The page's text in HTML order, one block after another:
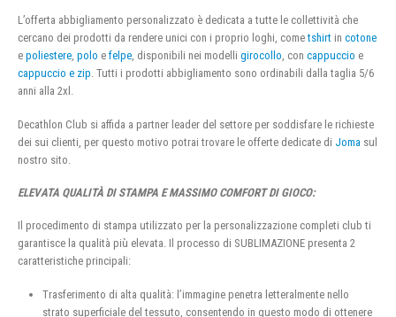
L’offerta abbigliamento personalizzato è dedicata a tutte le collettività che
cercano dei prodotti da rendere unici con i proprio loghi, cometshirt in cotone
e poliestere, polo e felpe, disponibili nei modelli girocollo, con cappuccio e
cappuccio e zip. Tutti i prodotti abbigliamento sono ordinabili dalla taglia 5/6
anni alla 2xl.
Decathlon Club si affida a partner leader del settore per soddisfare le richieste
dei sui clienti, per questo motivo potrai trovare le offerte dedicate di Joma sul
nostro sito.
ELEVATA QUALITÀ DI STAMPA E MASSIMO COMFORT DI GIOCO:
Il procedimento di stampa utilizzato per la personalizzazione completi club ti
garantisce la qualità più elevata. Il processo di SUBLIMAZIONE presenta 2
caratteristiche principali:
Trasferimento di alta qualità: l’immagine penetra letteralmente nello
strato superficiale del tessuto, consentendo in questo modo di ottenere